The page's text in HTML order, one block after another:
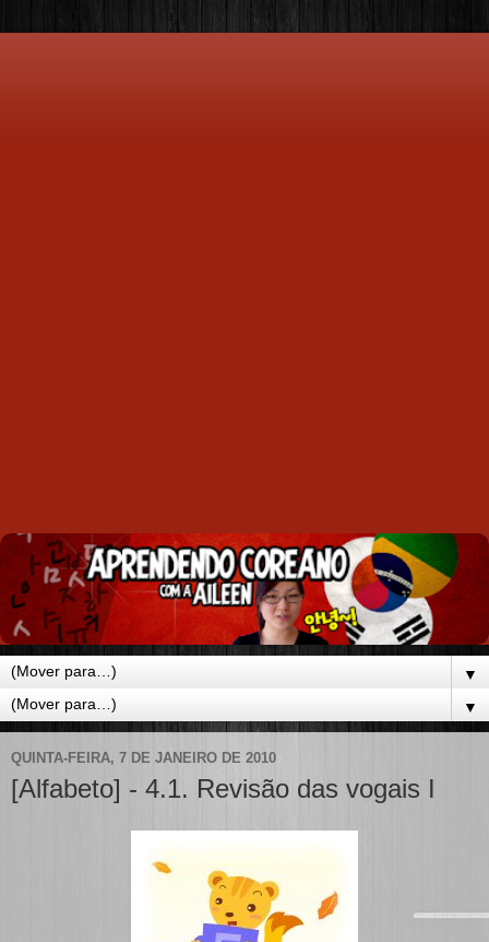
▼
▼
QUINTA-FEIRA, 7 DE JANEIRO DE 2010
[Alfabeto] - 4.1. Revisão das vogais I